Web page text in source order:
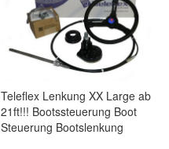
Teleflex Lenkung XX Large ab
21ft!!! Bootssteuerung Boot
Steuerung Bootslenkung